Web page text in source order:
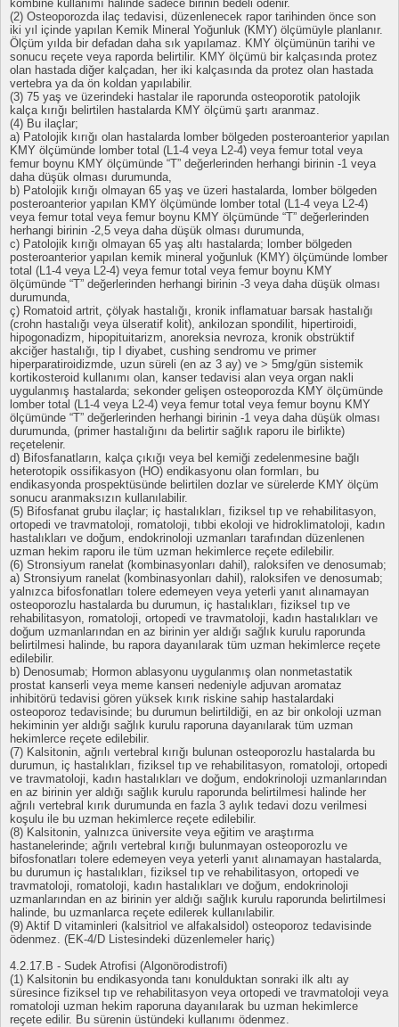
kombine kullanımı halinde sadece birinin bedeli ödenir.
(2) Osteoporozda ilaç tedavisi, düzenlenecek rapor tarihinden önce son
iki yıl içinde yapılan Kemik Mineral Yoğunluk (KMY) ölçümüyle planlanır.
Ölçüm yılda bir defadan daha sık yapılamaz. KMY ölçümünün tarihi ve
sonucu reçete veya raporda belirtilir. KMY ölçümü bir kalçasında protez
olan hastada diğer kalçadan, her iki kalçasında da protez olan hastada
vertebra ya da ön koldan yapılabilir.
(3) 75 yaş ve üzerindeki hastalar ile raporunda osteoporotik patolojik
kalça kırığı belirtilen hastalarda KMY ölçümü şartı aranmaz.
(4) Bu ilaçlar;
a) Patolojik kırığı olan hastalarda lomber bölgeden posteroanterior yapılan
KMY ölçümünde lomber total (L1-4 veya L2-4) veya femur total veya
femur boynu KMY ölçümünde “T” değerlerinden herhangi birinin -1 veya
daha düşük olması durumunda,
b) Patolojik kırığı olmayan 65 yaş ve üzeri hastalarda, lomber bölgeden
posteroanterior yapılan KMY ölçümünde lomber total (L1-4 veya L2-4)
veya femur total veya femur boynu KMY ölçümünde “T” değerlerinden
herhangi birinin -2,5 veya daha düşük olması durumunda,
c) Patolojik kırığı olmayan 65 yaş altı hastalarda; lomber bölgeden
posteroanterior yapılan kemik mineral yoğunluk (KMY) ölçümünde lomber
total (L1-4 veya L2-4) veya femur total veya femur boynu KMY
ölçümünde “T” değerlerinden herhangi birinin -3 veya daha düşük olması
durumunda,
ç) Romatoid artrit, çölyak hastalığı, kronik inflamatuar barsak hastalığı
(crohn hastalığı veya ülseratif kolit), ankilozan spondilit, hipertiroidi,
hipogonadizm, hipopituitarizm, anoreksia nevroza, kronik obstrüktif
akciğer hastalığı, tip I diyabet, cushing sendromu ve primer
hiperparatiroidizmde, uzun süreli (en az 3 ay) ve > 5mg/gün sistemik
kortikosteroid kullanımı olan, kanser tedavisi alan veya organ nakli
uygulanmış hastalarda; sekonder gelişen osteoporozda KMY ölçümünde
lomber total (L1-4 veya L2-4) veya femur total veya femur boynu KMY
ölçümünde “T” değerlerinden herhangi birinin -1 veya daha düşük olması
durumunda, (primer hastalığını da belirtir sağlık raporu ile birlikte)
reçetelenir.
d) Bifosfanatların, kalça çıkığı veya bel kemiği zedelenmesine bağlı
heterotopik ossifikasyon (HO) endikasyonu olan formları, bu
endikasyonda prospektüsünde belirtilen dozlar ve sürelerde KMY ölçüm
sonucu aranmaksızın kullanılabilir.
(5) Bifosfanat grubu ilaçlar; iç hastalıkları, fiziksel tıp ve rehabilitasyon,
ortopedi ve travmatoloji, romatoloji, tıbbi ekoloji ve hidroklimatoloji, kadın
hastalıkları ve doğum, endokrinoloji uzmanları tarafından düzenlenen
uzman hekim raporu ile tüm uzman hekimlerce reçete edilebilir.
(6) Stronsiyum ranelat (kombinasyonları dahil), raloksifen ve denosumab;
a) Stronsiyum ranelat (kombinasyonları dahil), raloksifen ve denosumab;
yalnızca bifosfonatları tolere edemeyen veya yeterli yanıt alınamayan
osteoporozlu hastalarda bu durumun, iç hastalıkları, fiziksel tıp ve
rehabilitasyon, romatoloji, ortopedi ve travmatoloji, kadın hastalıkları ve
doğum uzmanlarından en az birinin yer aldığı sağlık kurulu raporunda
belirtilmesi halinde, bu rapora dayanılarak tüm uzman hekimlerce reçete
edilebilir.
b) Denosumab; Hormon ablasyonu uygulanmış olan nonmetastatik
prostat kanserli veya meme kanseri nedeniyle adjuvan aromataz
inhibitörü tedavisi gören yüksek kırık riskine sahip hastalardaki
osteoporoz tedavisinde; bu durumun belirtildiği, en az bir onkoloji uzman
hekiminin yer aldığı sağlık kurulu raporuna dayanılarak tüm uzman
hekimlerce reçete edilebilir.
(7) Kalsitonin, ağrılı vertebral kırığı bulunan osteoporozlu hastalarda bu
durumun, iç hastalıkları, fiziksel tıp ve rehabilitasyon, romatoloji, ortopedi
ve travmatoloji, kadın hastalıkları ve doğum, endokrinoloji uzmanlarından
en az birinin yer aldığı sağlık kurulu raporunda belirtilmesi halinde her
ağrılı vertebral kırık durumunda en fazla 3 aylık tedavi dozu verilmesi
koşulu ile bu uzman hekimlerce reçete edilebilir.
(8) Kalsitonin, yalnızca üniversite veya eğitim ve araştırma
hastanelerinde; ağrılı vertebral kırığı bulunmayan osteoporozlu ve
bifosfonatları tolere edemeyen veya yeterli yanıt alınamayan hastalarda,
bu durumun iç hastalıkları, fiziksel tıp ve rehabilitasyon, ortopedi ve
travmatoloji, romatoloji, kadın hastalıkları ve doğum, endokrinoloji
uzmanlarından en az birinin yer aldığı sağlık kurulu raporunda belirtilmesi
halinde, bu uzmanlarca reçete edilerek kullanılabilir.
(9) Aktif D vitaminleri (kalsitriol ve alfakalsidol) osteoporoz tedavisinde
ödenmez. (EK-4/D Listesindeki düzenlemeler hariç)
4.2.17.B - Sudek Atrofisi (Algonörodistrofi)
(1) Kalsitonin bu endikasyonda tanı konulduktan sonraki ilk altı ay
süresince fiziksel tıp ve rehabilitasyon veya ortopedi ve travmatoloji veya
romatoloji uzman hekim raporuna dayanılarak bu uzman hekimlerce
reçete edilir. Bu sürenin üstündeki kullanımı ödenmez.